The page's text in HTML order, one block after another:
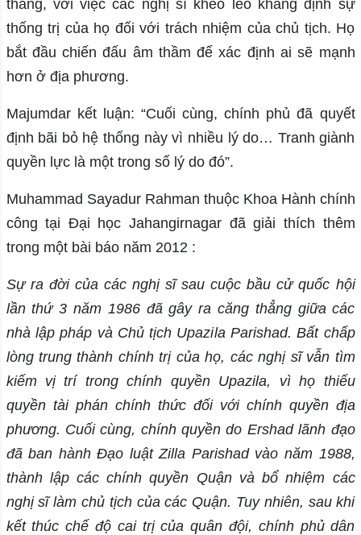
thang, với việc các nghị sĩ khéo léo khẳng định sự
thống trị của họ đối với trách nhiệm của chủ tịch. Họ
bắt đầu chiến đấu âm thầm để xác định ai sẽ mạnh
hơn ở địa phương.
Majumdar kết luận: “Cuối cùng, chính phủ đã quyết
định bãi bỏ hệ thống này vì nhiều lý do… Tranh giành
quyền lực là một trong số lý do đó”.
Muhammad Sayadur Rahman thuộc Khoa Hành chính
công tại Đại học Jahangirnagar đã giải thích thêm
trong một bài báo năm 2012 :
Sự ra đời của các nghị sĩ sau cuộc bầu cử quốc hội
lần thứ 3 năm 1986 đã gây ra căng thẳng giữa các
nhà lập pháp và Chủ tịch Upazila Parishad. Bất chấp
lòng trung thành chính trị của họ, các nghị sĩ vẫn tìm
kiếm vị trí trong chính quyền Upazila, vì họ thiếu
quyền tài phán chính thức đối với chính quyền địa
phương. Cuối cùng, chính quyền do Ershad lãnh đạo
đã ban hành Đạo luật Zilla Parishad vào năm 1988,
thành lập các chính quyền Quận và bổ nhiệm các
nghị sĩ làm chủ tịch của các Quận. Tuy nhiên, sau khi
kết thúc chế độ cai trị của quân đội, chính phủ dân